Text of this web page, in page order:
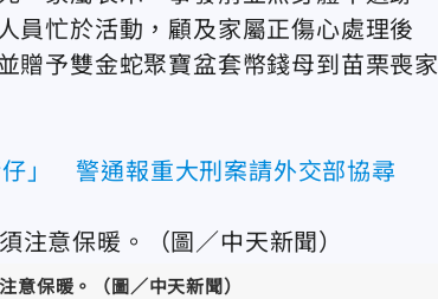
員忙於活動，顧及家屬正傷心處理後
贈予雙金蛇聚寶盆套幣錢母到苗栗喪家
」 警通報重大刑案請外交部協尋
意保暖。（圖／中天新聞）